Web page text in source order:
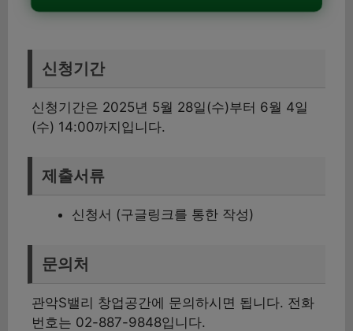
신청기간
신청기간은 2025년 5월 28일(수)부터 6월 4일
(수) 14:00까지입니다.
제출서류
신청서 (구글링크를 통한 작성)
문의처
관악S밸리 창업공간에 문의하시면 됩니다. 전화
번호는 02-887-9848입니다.